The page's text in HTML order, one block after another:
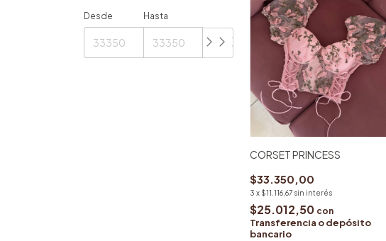
Desde Hasta
CORSET PRINCESS
$33.350,00
3 x $11.116,67 sin interés
$25.012,50 con
Transferencia o depósito
bancario